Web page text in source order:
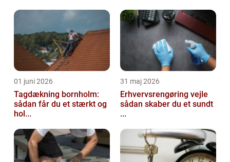
01 juni 2026
Tagdækning bornholm:
sådan får du et stærkt og
hol...
31 maj 2026
Erhvervsrengøring vejle
sådan skaber du et sundt
...